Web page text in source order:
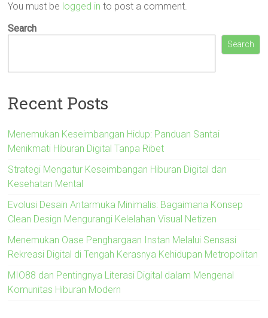
You must be logged in to post a comment.
Search
Search
Recent Posts
Menemukan Keseimbangan Hidup: Panduan Santai
Menikmati Hiburan Digital Tanpa Ribet
Strategi Mengatur Keseimbangan Hiburan Digital dan
Kesehatan Mental
Evolusi Desain Antarmuka Minimalis: Bagaimana Konsep
Clean Design Mengurangi Kelelahan Visual Netizen
Menemukan Oase Penghargaan Instan Melalui Sensasi
Rekreasi Digital di Tengah Kerasnya Kehidupan Metropolitan
MIO88 dan Pentingnya Literasi Digital dalam Mengenal
Komunitas Hiburan Modern